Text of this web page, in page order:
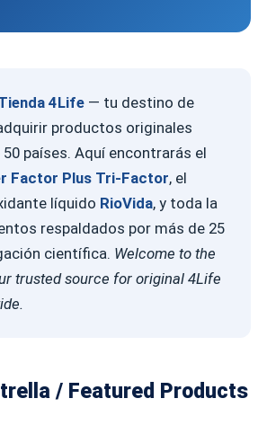
4Life— tu destino de
productos originales
países. Aquí encontrarás el
Factor Plus Tri-Factor, el
líquido RioVida, y toda la
respaldados por más de 25
científica. Welcome to the
trusted source for original 4Life
/ Featured Products